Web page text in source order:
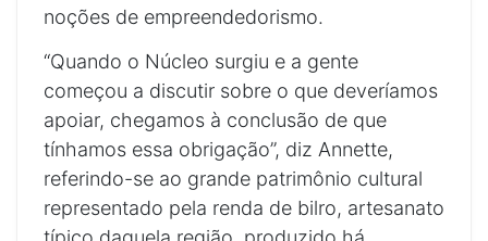
noções de empreendedorismo.
“Quando o Núcleo surgiu e a gente
começou a discutir sobre o que deveríamos
apoiar, chegamos à conclusão de que
tínhamos essa obrigação”, diz Annette,
referindo-se ao grande patrimônio cultural
representado pela renda de bilro, artesanato